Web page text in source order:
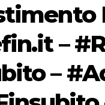
–
–